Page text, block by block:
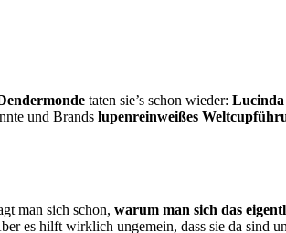
taten sie’s schon wieder: Lucinda
und Brands lupenreinweißes
man sich schon, warum man sich das
es hilft wirklich ungemein, dass sie da sind